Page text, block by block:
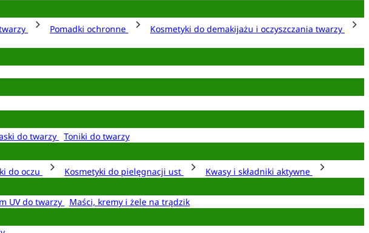
Pomadki ochronne
Kosmetyki do demakijażu i oczyszczania twarzy
do twarzy
Toniki do twarzy
do oczu Kosmetyki do pielęgnacji ust
Kwasy i składniki aktywne
UV do twarzy
Maści, kremy i żele na trądzik